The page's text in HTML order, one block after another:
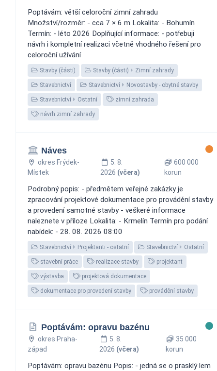
Poptávám: větší celoroční zimní zahradu
Množství/rozměr: - cca 7 × 6 m Lokalita: - Bohumín
Termín: - léto 2026 Doplňující informace: - potřebuji
návrh i kompletní realizaci včetně vhodného řešení pro
celoroční užívání
Stavby (části) Stavby (části) Zimní zahrady
Stavebnictví Stavebnictví Novostavby - obytné stavby
Stavebnictví Ostatní zimní zahrada
návrh zimní zahrady
Náves
okres Frýdek-
Místek
5. 8.
2026 (včera)
600 000
korun
Podrobný popis: - předmětem veřejné zakázky je
zpracování projektové dokumentace pro provádění stavby
a provedení samotné stavby - veškeré informace
naleznete v příloze Lokalita: - Krmelín Termín pro podání
nabídek: - 28. 08. 2026 08:00
Stavebnictví Projektanti - ostatní Stavebnictví Ostatní
stavební práce realizace stavby projektant
výstavba projektová dokumentace
dokumentace pro provedení stavby provádění stavby
Poptávám: opravu bazénu
okres Praha-
západ
5. 8.
2026 (včera)
35 000
korun
Poptávám: opravu bazénu Popis: - jedná se o prasklý lem